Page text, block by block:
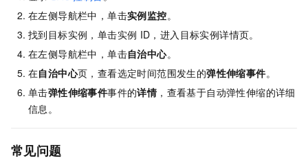
在左侧导航栏中，单击实例监控。
找到目标实例，单击实例 ID，进入目标实例详情页。
在左侧导航栏中，单击自治中心。
在自治中心页，查看选定时间范围发生的弹性伸缩事件。
单击弹性伸缩事件事件的详情，查看基于自动弹性伸缩的详细
信息。
常见问题